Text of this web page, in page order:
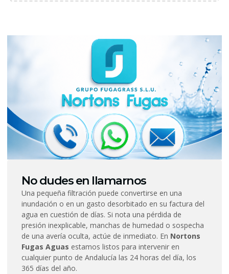
No dudes en llamarnos
Una pequeña filtración puede convertirse en una
inundación o en un gasto desorbitado en su factura del
agua en cuestión de días. Si nota una pérdida de
presión inexplicable, manchas de humedad o sospecha
de una avería oculta, actúe de inmediato. En Nortons
Fugas Aguas estamos listos para intervenir en
cualquier punto de Andalucía las 24 horas del día, los
365 días del año.